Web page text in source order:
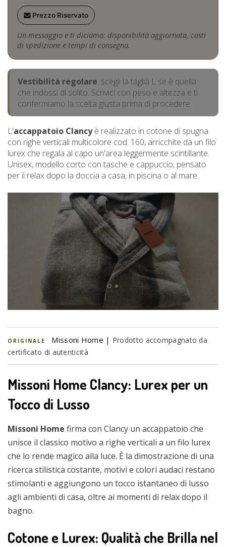
Prezzo Riservato
Un messaggio e ti diciamo: disponibilità aggiornata, costi
di spedizione e tempi di consegna.
Vestibilità regolare: scegli la taglia L se è quella
che indossi di solito. Scrivici con peso e altezza e ti
confermiamo la scelta giusta prima di procedere.
L'accappatoio Clancyè realizzato in cotone di spugna
con righe verticali multicolore cod. 160, arricchite da un filo
lurex che regala al capo un'area leggermente scintillante.
Unisex, modello corto con tasche e cappuccio, pensato
per il relax dopo la doccia a casa, in piscina o al mare.
ORIGINALE Missoni Home | Prodotto accompagnato da
certificato di autenticità
Missoni Home Clancy: Lurex per un
Tocco di Lusso
Missoni Home firma con Clancy un accappatoio che
unisce il classico motivo a righe verticali a un filo lurex
che lo rende magico alla luce. È la dimostrazione di una
ricerca stilistica costante, motivi e colori audaci restano
stimolanti e aggiungono un tocco istantaneo di lusso
agli ambienti di casa, oltre ai momenti di relax dopo il
bagno.
Cotone e Lurex: Qualità che Brilla nel